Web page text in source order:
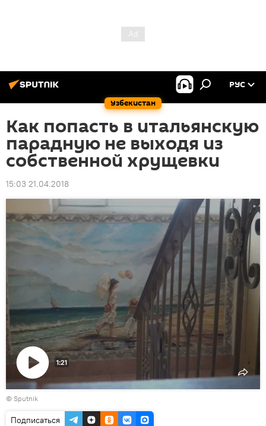
Узбекистан
РУС
Как попасть в итальянскую
парадную не выходя из
собственной хрущевки
15:03 21.04.2018
Воспроизвести
видео
1:21
© Sputnik
Подписаться